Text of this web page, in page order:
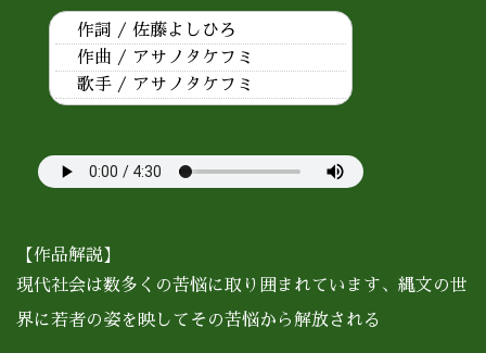
作詞 / 佐藤よしひろ
作曲 / アサノタケフミ
歌手 / アサノタケフミ
【作品解説】
現代社会は数多くの苦悩に取り囲まれています、縄文の世
界に若者の姿を映してその苦悩から解放される